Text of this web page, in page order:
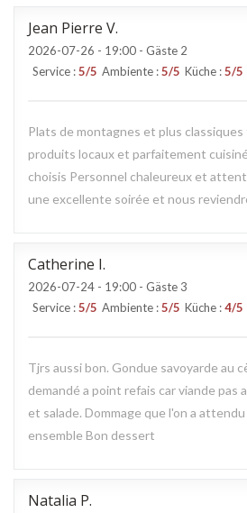
Jean Pierre V
2026-07-26 - 19:00 - Gäste 2
Service :5/5 Ambiente :5/5 Küche :5/5
Plats de montagnes et plus
produits locaux et parfaitement
choisis Personnel chaleureux et
une excellente soirée et nous
Catherine I
2026-07-24 - 19:00 - Gäste 3
Service :5/5 Ambiente :5/5 Küche :4/5
Tjrs aussi bon. Gondue savoyarde au
demandé a point refais car viande pas
et salade. Dommage que l'on a
ensemble Bon dessert
Natalia P